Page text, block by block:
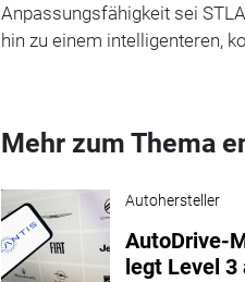
Anpassungsfähigkeit sei
hin zu einem intelligenteren,
Mehr zum Thema
Autohersteller
AutoDrive-
legt Level 3